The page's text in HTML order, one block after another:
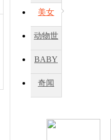
美女
动物世
BABY
秀
奇闻